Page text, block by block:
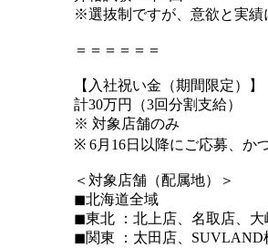
※選抜制ですが、意欲と実績
＝＝＝＝＝＝
【入社祝い金（期間限定）】
計30万円（3回分割支給）
※ 対象店舗のみ
※ 6月16日以降にご応募、か
＜対象店舗（配属地）＞
◼︎北海道全域
◼︎東北 ：北上店、名取店、大
◼︎関東 ：太田店、SUVLAND